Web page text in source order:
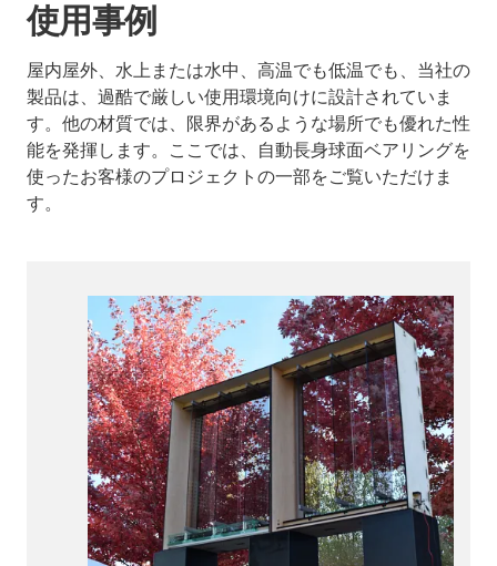
使用事例
屋内屋外、水上または水中、高温でも低温でも、当社の
製品は、過酷で厳しい使用環境向けに設計されていま
す。他の材質では、限界があるような場所でも優れた性
能を発揮します。ここでは、自動長身球面ベアリングを
使ったお客様のプロジェクトの一部をご覧いただけま
す。